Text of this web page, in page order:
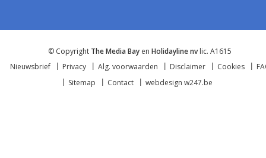
© Copyright The Media Bay en Holidayline nvlic. A1615
Nieuwsbrief
Privacy Alg. voorwaarden Disclaimer Cookies
Sitemap
Contact webdesign w247.be